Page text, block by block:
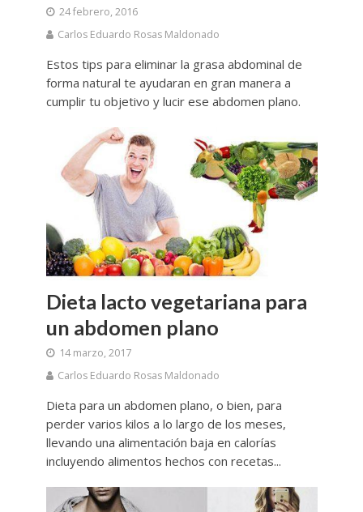
24 febrero, 2016
Carlos Eduardo Rosas Maldonado
Estos tips para eliminar la grasa abdominal de
forma natural te ayudaran en gran manera a
cumplir tu objetivo y lucir ese abdomen plano.
Dieta lacto vegetariana para
un abdomen plano
14 marzo, 2017
Carlos Eduardo Rosas Maldonado
Dieta para un abdomen plano, o bien, para
perder varios kilos a lo largo de los meses,
llevando una alimentación baja en calorías
incluyendo alimentos hechos con recetas...